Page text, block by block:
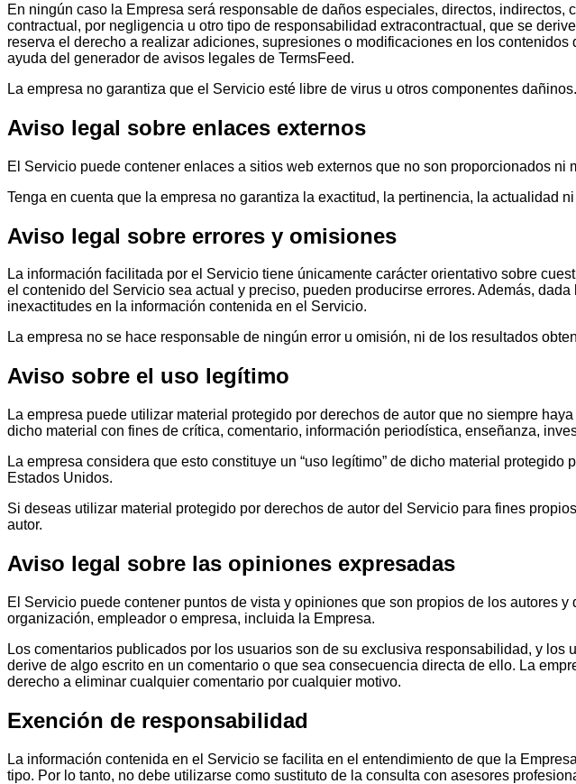
En ningún caso la Empresa será responsable de daños especiales, directos,
contractual, por negligencia u otro tipo de responsabilidad extracontractual, que se
reserva el derecho a realizar adiciones, supresiones o modificaciones en los
ayuda del generador de avisos legales de TermsFeed.
La empresa no garantiza que el Servicio esté libre de virus u otros componentes dañinos.
Aviso legal sobre enlaces externos
El Servicio puede contener enlaces a sitios web externos que no son proporcionados
Tenga en cuenta que la empresa no garantiza la exactitud, la pertinencia, la actualidad
Aviso legal sobre errores y omisiones
La información facilitada por el Servicio tiene únicamente carácter orientativo sobre
el contenido del Servicio sea actual y preciso, pueden producirse errores. Además,
inexactitudes en la información contenida en el Servicio.
La empresa no se hace responsable de ningún error u omisión, ni de los resultados
Aviso sobre el uso legítimo
La empresa puede utilizar material protegido por derechos de autor que no siempre
dicho material con fines de crítica, comentario, información periodística, enseñanza,
La empresa considera que esto constituye un “uso legítimo” de dicho material
Estados Unidos.
Si deseas utilizar material protegido por derechos de autor del Servicio para fines
autor.
Aviso legal sobre las opiniones expresadas
El Servicio puede contener puntos de vista y opiniones que son propios de los autores
organización, empleador o empresa, incluida la Empresa.
Los comentarios publicados por los usuarios son de su exclusiva responsabilidad, y
derive de algo escrito en un comentario o que sea consecuencia directa de ello. La
derecho a eliminar cualquier comentario por cualquier motivo.
Exención de responsabilidad
La información contenida en el Servicio se facilita en el entendimiento de que la
tipo. Por lo tanto, no debe utilizarse como sustituto de la consulta con asesores